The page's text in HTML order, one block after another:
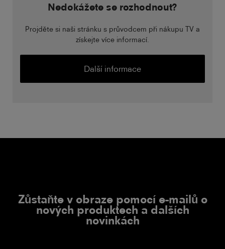
Nedokážete se rozhodnout?
Projděte si naši stránku s průvodcem při nákupu TV a
získejte více informací.
Další informace
Zůstaňte v obraze pomocí e-mailů o
nových produktech a dalších
novinkách